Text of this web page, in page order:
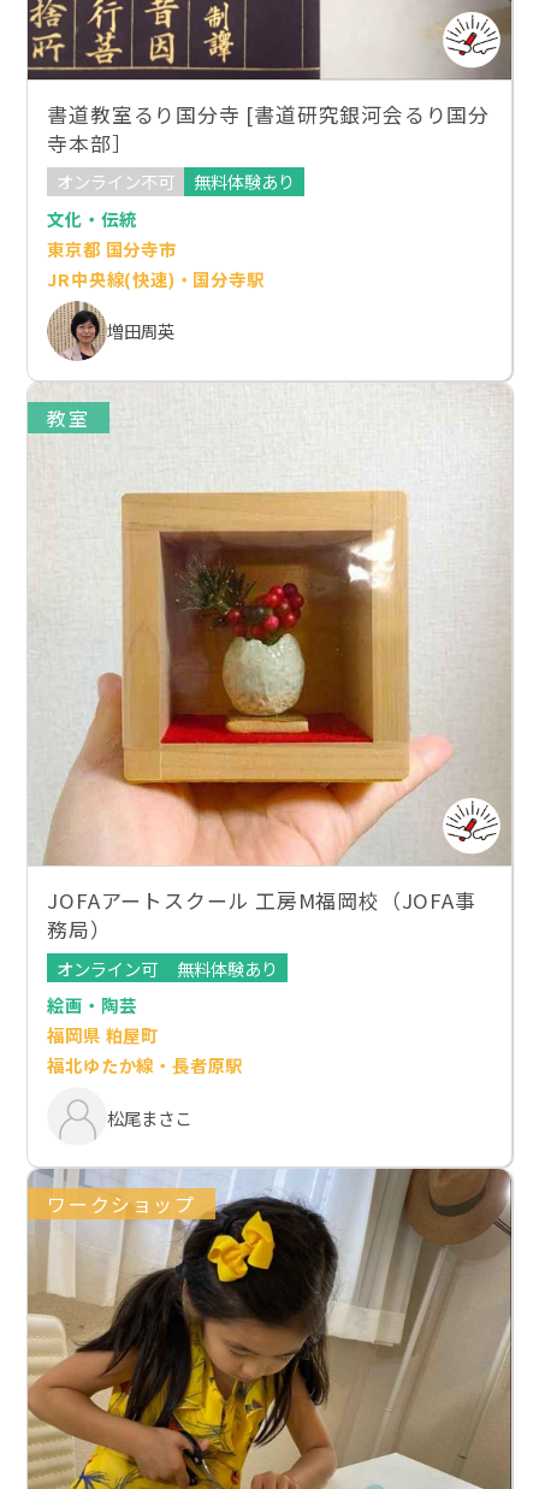
書道教室るり国分寺 [書道研究銀河会るり国分
寺本部］
オンライン不可
無料体験あり
文化・伝統
東京都 国分寺市
JR中央線(快速)・国分寺駅
増田周英
教室
JOFAアートスクール 工房M福岡校（JOFA事
務局）
オンライン可
無料体験あり
絵画・陶芸
福岡県 粕屋町
福北ゆたか線・長者原駅
松尾まさこ
ワークショップ